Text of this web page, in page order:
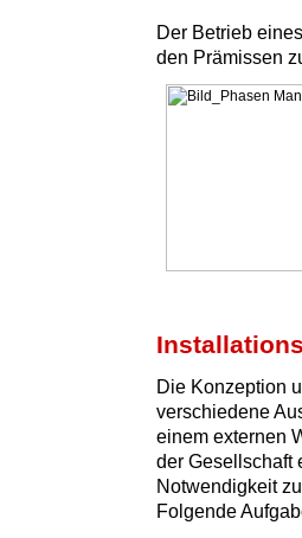
Der Betrieb
den Prämissen
Die Konzeption
verschiedene
einem externen
der Gesellschaft
Notwendigkeit
Folgende